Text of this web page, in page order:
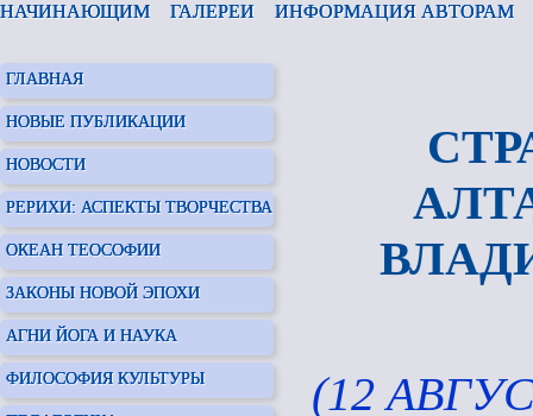
НАЧИНАЮЩИМ ГАЛЕРЕИ ИНФОРМАЦИЯ АВТОРАМ
ГЛАВНАЯ
НОВЫЕ ПУБЛИКАЦИИ
НОВОСТИ
РЕРИХИ: АСПЕКТЫ ТВОРЧЕСТВА
ОКЕАН ТЕОСОФИИ
ЗАКОНЫ НОВОЙ ЭПОХИ
АГНИ ЙОГА И НАУКА
ФИЛОСОФИЯ КУЛЬТУРЫ (12